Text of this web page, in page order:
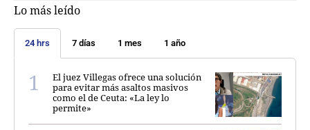
Lo más leído
24 hrs 7 días 1 mes 1 año
El juez Villegas ofrece una solución
para evitar más asaltos masivos
como el de Ceuta: «La ley lo
permite»